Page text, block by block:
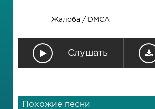
Жалоба / DMCA
Слушать
Похожие песни